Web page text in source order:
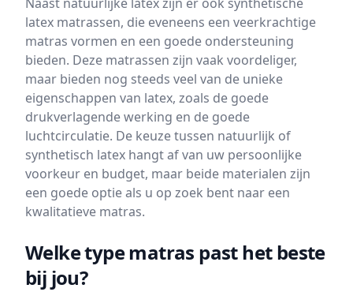
latex matrassen, die eveneens een veerkrachtige
matras vormen en een goede ondersteuning
bieden. Deze matrassen zijn vaak voordeliger,
maar bieden nog steeds veel van de unieke
eigenschappen van latex, zoals de goede
drukverlagende werking en de goede
luchtcirculatie. De keuze tussen natuurlijk of
synthetisch latex hangt af van uw persoonlijke
voorkeur en budget, maar beide materialen zijn
een goede optie als u op zoek bent naar een
kwalitatieve matras.
Welke type matras past het beste
bij jou?